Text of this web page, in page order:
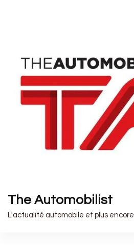
The Automobilist
L'actualité automobile et plus encore